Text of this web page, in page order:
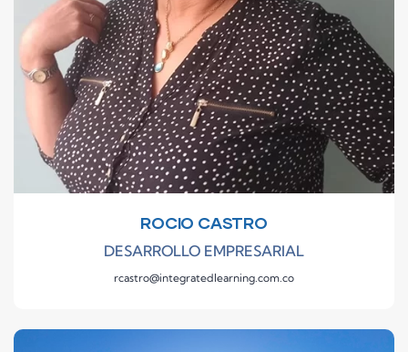
ROCIO CASTRO
DESARROLLO EMPRESARIAL
rcastro@integratedlearning.com.co